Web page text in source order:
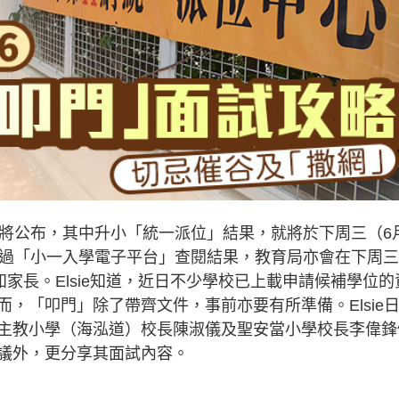
公布，其中升小「統一派位」結果，就將於下周三（6
「小一入學電子平台」查閱結果，教育局亦會在下周
長。Elsie知道，近日不少學校已上載申請候補學位的
，「叩門」除了帶齊文件，事前亦要有所準備。Elsie
教小學（海泓道）校長陳淑儀及聖安當小學校長李偉
外，更分享其面試內容。